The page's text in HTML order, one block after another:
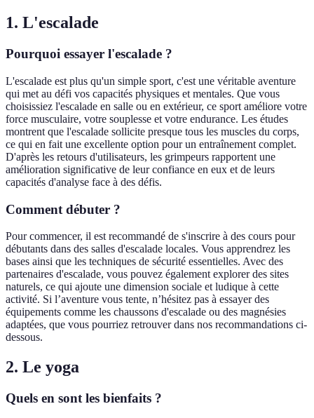
1. L'escalade
Pourquoi essayer l'escalade ?
L'escalade est plus qu'un simple sport, c'est une véritable aventure
qui met au défi vos capacités physiques et mentales. Que vous
choisissiez l'escalade en salle ou en extérieur, ce sport améliore votre
force musculaire, votre souplesse et votre endurance. Les études
montrent que l'escalade sollicite presque tous les muscles du corps,
ce qui en fait une excellente option pour un entraînement complet.
D'après les retours d'utilisateurs, les grimpeurs rapportent une
amélioration significative de leur confiance en eux et de leurs
capacités d'analyse face à des défis.
Comment débuter ?
Pour commencer, il est recommandé de s'inscrire à des cours pour
débutants dans des salles d'escalade locales. Vous apprendrez les
bases ainsi que les techniques de sécurité essentielles. Avec des
partenaires d'escalade, vous pouvez également explorer des sites
naturels, ce qui ajoute une dimension sociale et ludique à cette
activité. Si l’aventure vous tente, n’hésitez pas à essayer des
équipements comme les chaussons d'escalade ou des magnésies
adaptées, que vous pourriez retrouver dans nos recommandations ci-
dessous.
2. Le yoga
Quels en sont les bienfaits ?